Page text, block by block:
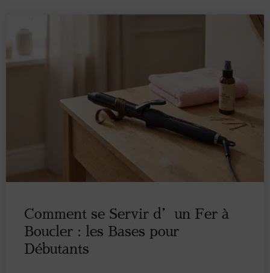
Comment se Servir d’un Fer à
Boucler : les Bases pour
Débutants